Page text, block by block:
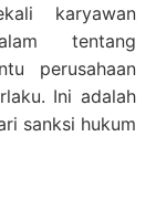
karyawan
tentang
perusahaan
Ini adalah
sanksi hukum